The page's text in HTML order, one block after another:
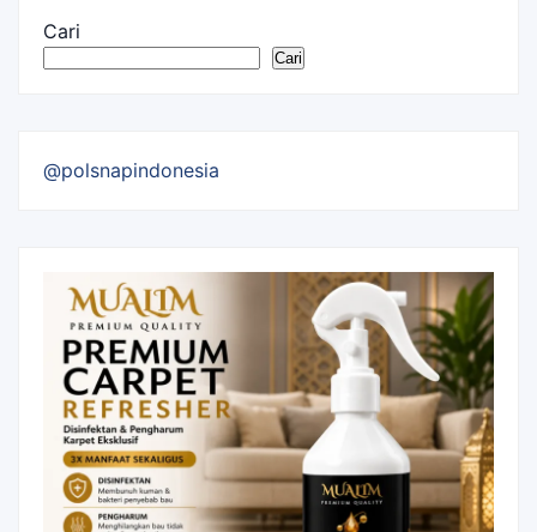
Cari
Cari
@polsnapindonesia